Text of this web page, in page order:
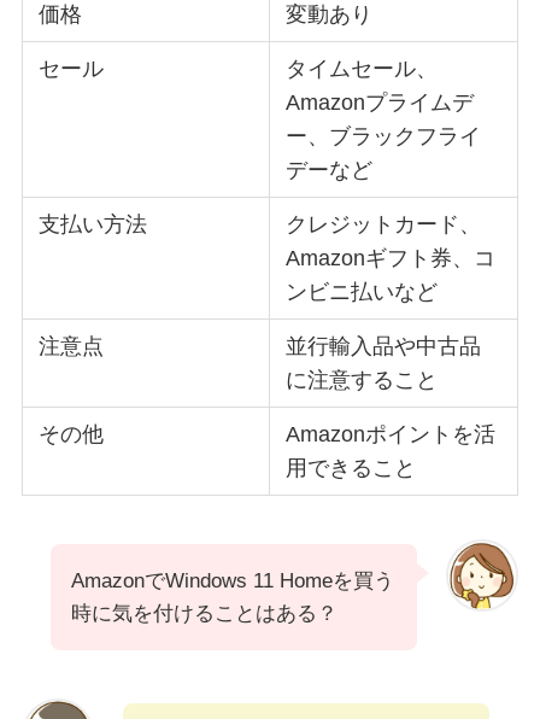
価格 変動あり
セール
タイムセール、
Amazonプライムデ
ー、ブラックフライ
デーなど
支払い方法
クレジットカード、
Amazonギフト券、コ
ンビニ払いなど
注意点
並行輸入品や中古品
に注意すること
その他
Amazonポイントを活
用できること
AmazonでWindows 11 Homeを買う
時に気を付けることはある？